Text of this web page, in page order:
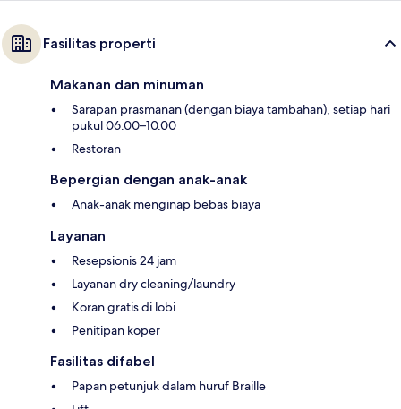
Fasilitas properti
Makanan dan minuman
Sarapan prasmanan (dengan biaya tambahan), setiap hari
pukul 06.00–10.00
Restoran
Bepergian dengan anak-anak
Anak-anak menginap bebas biaya
Layanan
Resepsionis 24 jam
Layanan dry cleaning/laundry
Koran gratis di lobi
Penitipan koper
Fasilitas difabel
Papan petunjuk dalam huruf Braille